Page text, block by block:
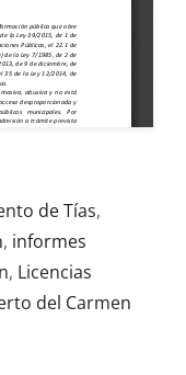
de Tías,
, informes
, Licencias
del Carmen